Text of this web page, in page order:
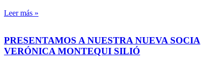
Leer más »
PRESENTAMOS A NUESTRA NUEVA SOCIA
VERÓNICA MONTEQUI SILIÓ